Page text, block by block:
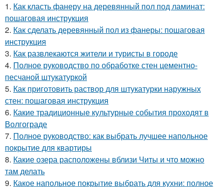
1. Как класть фанеру на деревянный пол под ламинат:
пошаговая инструкция
2. Как сделать деревянный пол из фанеры: пошаговая
инструкция
3. Как развлекаются жители и туристы в городе
4. Полное руководство по обработке стен цементно-
песчаной штукатуркой
5. Как приготовить раствор для штукатурки наружных
стен: пошаговая инструкция
6. Какие традиционные культурные события проходят в
Волгограде
7. Полное руководство: как выбрать лучшее напольное
покрытие для квартиры
8. Какие озера расположены вблизи Читы и что можно
там делать
9. Какое напольное покрытие выбрать для кухни: полное